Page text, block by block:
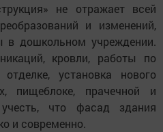
не отражает всей
и изменений,
в дошкольном учреждении.
кровли, работы по
установка нового
пищеблоке, прачечной и
что фасад здания
и современно.